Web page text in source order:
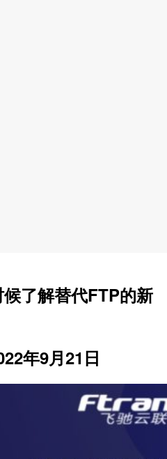
了解替代FTP的新
年9月21日